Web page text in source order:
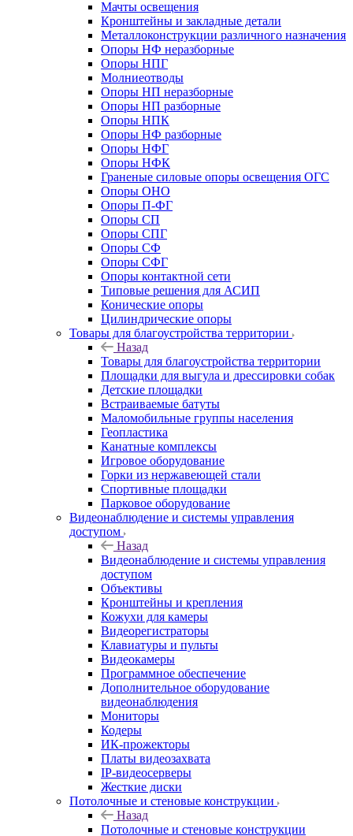
Мачты освещения
Кронштейны и закладные детали
Металлоконструкции различного назначения
Опоры НФ неразборные
Опоры НПГ
Молниеотводы
Опоры НП неразборные
Опоры НП разборные
Опоры НПК
Опоры НФ разборные
Опоры НФГ
Опоры НФК
Граненые силовые опоры освещения ОГС
Опоры ОНО
Опоры П-ФГ
Опоры СП
Опоры СПГ
Опоры СФ
Опоры СФГ
Опоры контактной сети
Типовые решения для АСИП
Конические опоры
Цилиндрические опоры
Товары для благоустройства территории
Назад
Товары для благоустройства территории
Площадки для выгула и дрессировки собак
Детские площадки
Встраиваемые батуты
Маломобильные группы населения
Геопластика
Канатные комплексы
Игровое оборудование
Горки из нержавеющей стали
Спортивные площадки
Парковое оборудование
Видеонаблюдение и системы управления
доступом
Назад
Видеонаблюдение и системы управления
доступом
Объективы
Кронштейны и крепления
Кожухи для камеры
Видеорегистраторы
Клавиатуры и пульты
Видеокамеры
Программное обеспечение
Дополнительное оборудование
видеонаблюдения
Мониторы
Кодеры
ИК-прожекторы
Платы видеозахвата
IP-видеосерверы
Жесткие диски
Потолочные и стеновые конструкции
Назад
Потолочные и стеновые конструкции